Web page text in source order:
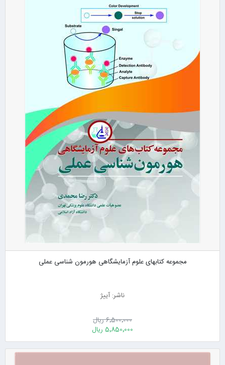
مجموعه کتابهای علوم آزمایشگاهی هورمون شناسی عملی
ناشر: آییژ
6٬500٬000 ریال
5٬850٬000 ریال